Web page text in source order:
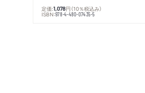
定価:1,078円 （10％税込み）
ISBN:978-4-480-07435-5